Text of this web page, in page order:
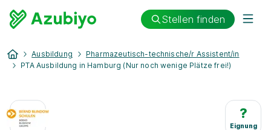
Stellen finden
Ausbildung
Pharmazeutisch-technische/r Assistent/in
PTA Ausbildung in Hamburg (Nur noch wenige Plätze frei!)
?
Eignung